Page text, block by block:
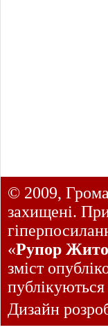
© 2009,
захищені.
«Рупор
зміст
Дизайн